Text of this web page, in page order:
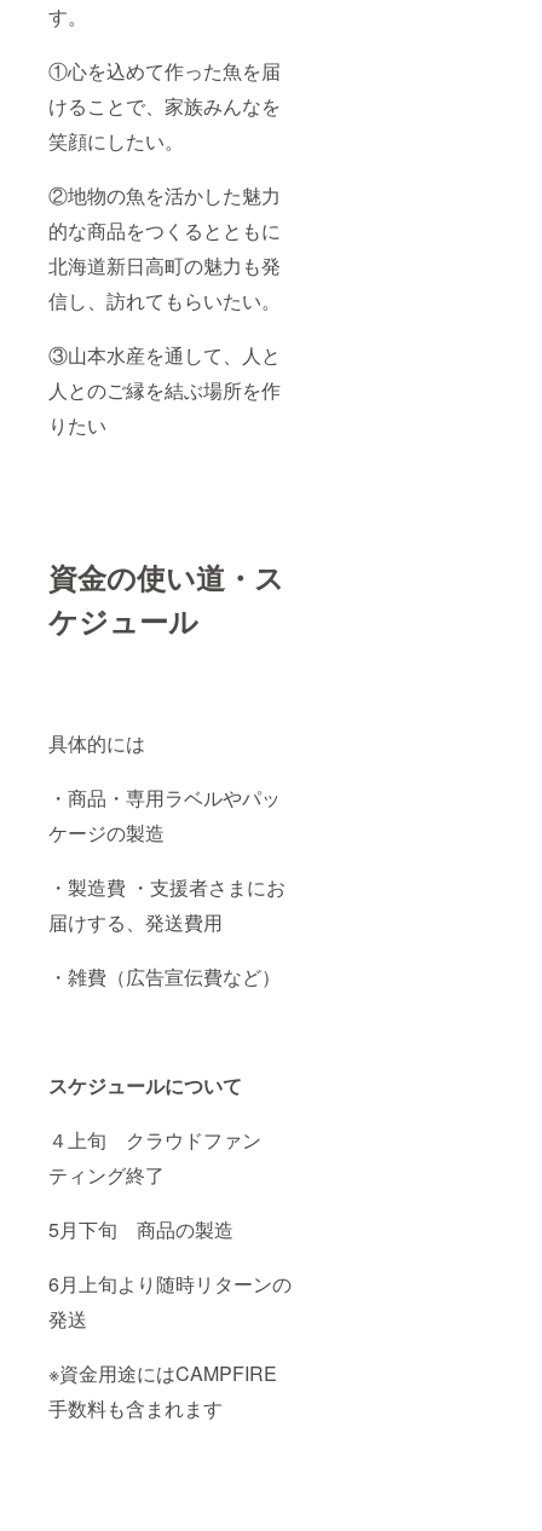
す。
①心を込めて作った魚を届
けることで、家族みんなを
笑顔にしたい。
②地物の魚を活かした魅力
的な商品をつくるとともに
北海道新日高町の魅力も発
信し、訪れてもらいたい。
③山本水産を通して、人と
人とのご縁を結ぶ場所を作
りたい
資金の使い道・ス
ケジュール
具体的には
・商品・専用ラベルやパッ
ケージの製造
・製造費 ・支援者さまにお
届けする、発送費用
・雑費（広告宣伝費など）
スケジュールについて
４上旬 クラウドファン
ティング終了
5月下旬 商品の製造
6月上旬より随時リターンの
発送
※資金用途にはCAMPFIRE
手数料も含まれます